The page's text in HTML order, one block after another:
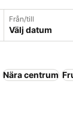
Från/till
Välj datum
Nära centrum